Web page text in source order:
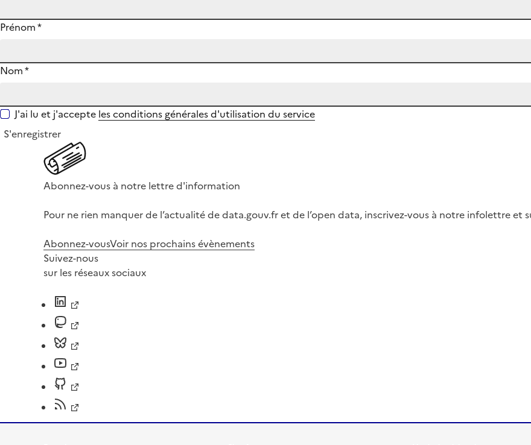
Prénom*
Nom*
J'ai lu et j'accepte les conditions générales d'utilisation du service
S'enregistrer
Abonnez-vous à notre lettre d'information
Pour ne rien manquer de l’actualité de data.gouv.fr et de l’open data, inscrivez-vous à notre infolettre et
Abonnez-vousVoir nos prochains évènements
Suivez-nous
sur les réseaux sociaux